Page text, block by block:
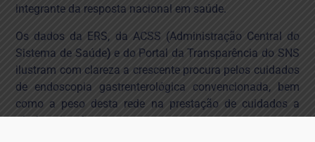
integrante da resposta nacional em saúde.
Os dados da ERS, da ACSS (Administração Central do
Sistema de Saúde) e do Portal da Transparência do SNS
ilustram com clareza a crescente procura pelos cuidados
de endoscopia gastrenterológica convencionada, bem
como a peso desta rede na prestação de cuidados a
nível nacional.